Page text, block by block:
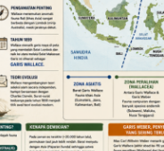
Astra Motor Kalimantan
Mahasiswa Samarinda
Honda SDGs Future
Jumat, 10 Jul 2026 19:01